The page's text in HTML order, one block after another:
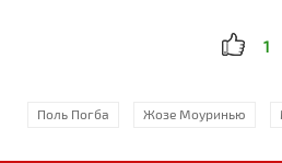
1
Поль Погба Жозе Моуринью